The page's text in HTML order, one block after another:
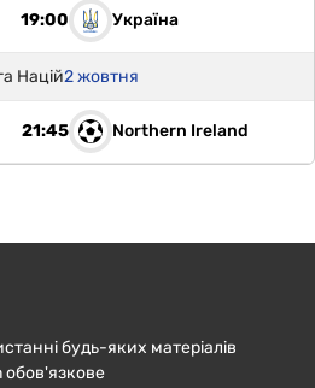
19:00 Україна
Націй2 жовтня
21:45 Northern Ireland
будь-яких матеріалів